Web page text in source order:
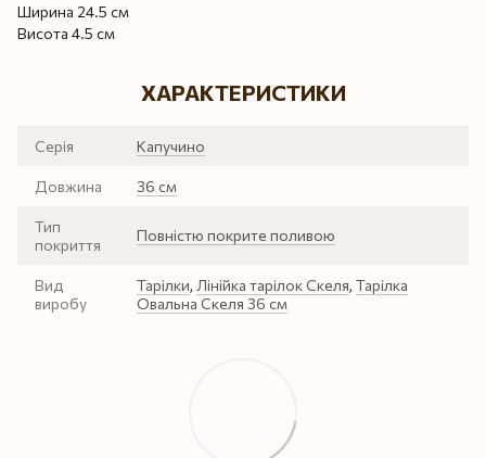
Ширина 24.5 см
Висота 4.5 см
ХАРАКТЕРИСТИКИ
Серія Капучино
Довжина 36 см
Тип
покриття
Повністю покрите поливою
Вид
виробу
Тарілки, Лінійка тарілок Скеля, Тарілка
Овальна Скеля 36 см